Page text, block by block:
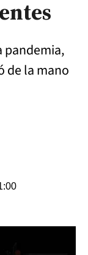
pandemia,
de la mano